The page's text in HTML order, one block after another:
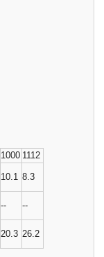
1000 1112
10.1 8.3
-- --
20.3 26.2